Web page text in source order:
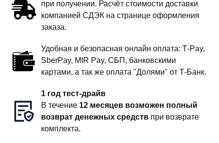
при получении. Расчёт стоимости доставки
компанией СДЭК на странице оформления
заказа.
Удобная и безопасная онлайн оплата: T‑Pay,
SberPay, MIR Pay, СБП, банковскими
картами, а так же оплата "Долями" от Т-Банк.
1 год тест-драйв
В течение 12 месяцев возможен полный
возврат денежных средств при возврате
комплекта.